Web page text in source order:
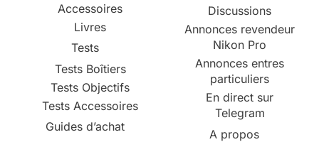
Accessoires
Livres
Tests
Tests Boîtiers
Tests Objectifs
Tests Accessoires
Guides d’achat
Discussions
Annonces revendeur
Nikon Pro
Annonces entres
particuliers
En direct sur
Telegram
A propos